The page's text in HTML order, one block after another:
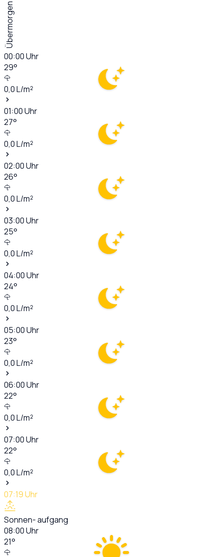
Übermorgen
00:00Uhr
29°
0,0L/m²
01:00Uhr
27°
0,0L/m²
02:00Uhr
26°
0,0L/m²
03:00Uhr
25°
0,0L/m²
04:00Uhr
24°
0,0L/m²
05:00Uhr
23°
0,0L/m²
06:00Uhr
22°
0,0L/m²
07:00Uhr
22°
0,0L/m²
07:19Uhr
Sonnen- aufgang
08:00Uhr
21°